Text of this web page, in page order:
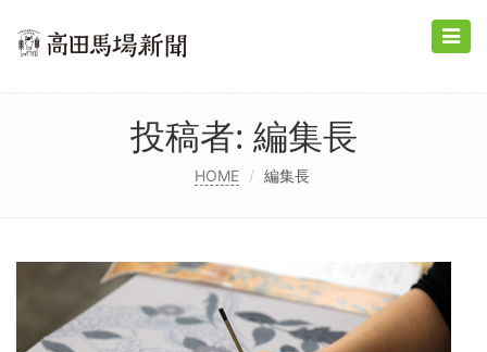
Toggle
投稿者: 編集長
HOME 編集長